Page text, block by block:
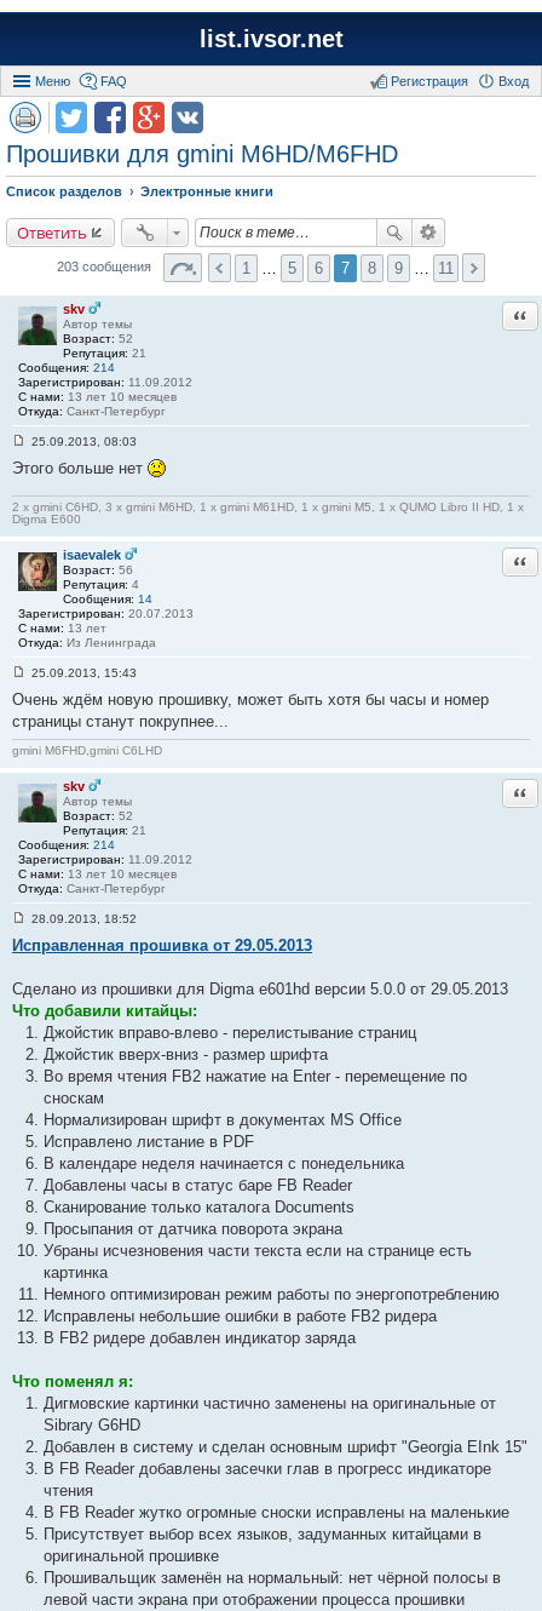
list.ivsor.net
Меню FAQ Вход
Регистрация
Прошивки для gmini M6HD/M6FHD
Список разделов Электронные книги
Ответить
203 сообщения 1 5 6 7 8 9 11
skv
Автор темы
Возраст: 52
Репутация: 21
Сообщения: 214
Зарегистрирован: 11.09.2012
С нами: 13 лет 10 месяцев
Откуда: Санкт-Петербург
о
б
щ
е
н
и
е
#
2
1
25.09.2013, 08:03
Этого больше нет
2 x gmini C6HD, 3 x gmini M6HD, 1 x gmini M61HD, 1 x gmini M5, 1 x QUMO Libro II HD, 1 x
Digma E600
isaevalek
Возраст: 56
Репутация: 4
Сообщения: 14
Зарегистрирован: 20.07.2013
С нами: 13 лет
Откуда: Из Ленинграда
о
б
щ
е
н
и
е
#
2
2
25.09.2013, 15:43
Очень ждём новую прошивку, может быть хотя бы часы и номер
страницы станут покрупнее...
gmini M6FHD,gmini C6LHD
skv
Автор темы
Возраст: 52
Репутация: 21
Сообщения: 214
Зарегистрирован: 11.09.2012
С нами: 13 лет 10 месяцев
Откуда: Санкт-Петербург
о
щ
е
н
и
е
#
1
28.09.2013, 18:52
Исправленная прошивка от 29.05.2013
Сделано из прошивки для Digma e601hd версии 5.0.0 от 29.05.2013
Что добавили китайцы:
Джойстик вправо-влево - перелистывание страниц
Джойстик вверх-вниз - размер шрифта
Во время чтения FB2 нажатие на Enter - перемещение по
сноскам
Нормализирован шрифт в документах MS Office
Исправлено листание в PDF
В календаре неделя начинается с понедельника
Добавлены часы в статус баре FB Reader
Сканирование только каталога Documents
Просыпания от датчика поворота экрана
Убраны исчезновения части текста если на странице есть
картинка
Немного оптимизирован режим работы по энергопотреблению
Исправлены небольшие ошибки в работе FB2 ридера
В FB2 ридере добавлен индикатор заряда
Что поменял я:
Дигмовские картинки частично заменены на оригинальные от
Sibrary G6HD
Добавлен в систему и сделан основным шрифт "Georgia EInk 15"
В FB Reader добавлены засечки глав в прогресс индикаторе
чтения
В FB Reader жутко огромные сноски исправлены на маленькие
Присутствует выбор всех языков, задуманных китайцами в
оригинальной прошивке
Прошивальщик заменён на нормальный: нет чёрной полосы в
левой части экрана при отображении процесса прошивки